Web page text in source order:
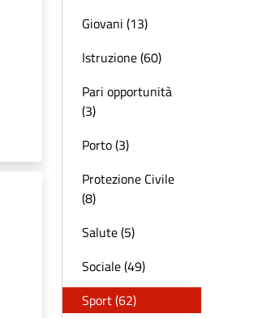
Giovani (13)
Istruzione (60)
Pari opportunità
(3)
Porto (3)
Protezione Civile
(8)
Salute (5)
Sociale (49)
Sport (62)